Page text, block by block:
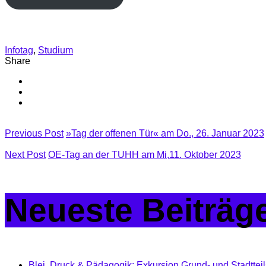
Infotag, Studium
Share
Previous Post »Tag der offenen Tür« am Do., 26. Januar 2023
Next Post OE-Tag an der TUHH am Mi,11. Oktober 2023
Neueste